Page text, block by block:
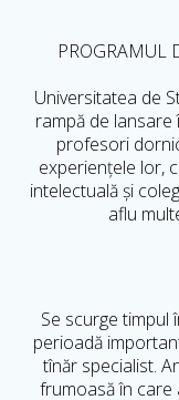
PROGRAMUL
Universitatea de
rampă de
profesori
experiențele lor,
intelectuală și
aflu
Se scurge timpul
perioadă
tînăr specialist.
frumoasă în care